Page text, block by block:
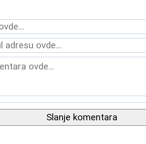
Slanje komentara